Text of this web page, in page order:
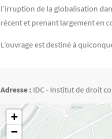
l’irruption de la globalisation
récent et prenant largement en
L’ouvrage est destiné à
Adresse : IDC - Institut de droit
Géolocalisation
+
−